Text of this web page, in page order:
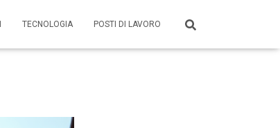
TECNOLOGIA POSTI DI LAVORO